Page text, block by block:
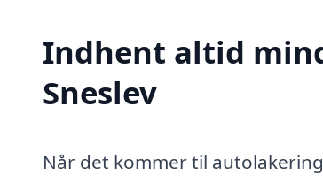
Indhent altid
Sneslev
Når det kommer til